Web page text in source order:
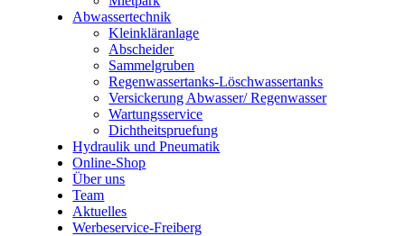
Abwassertechnik
Kleinkläranlage
Abscheider
Sammelgruben
Regenwassertanks-Löschwassertanks
Versickerung Abwasser/ Regenwasser
Wartungsservice
Dichtheitspruefung
Hydraulik und Pneumatik
Online-Shop
Über uns
Team
Aktuelles
Werbeservice-Freiberg